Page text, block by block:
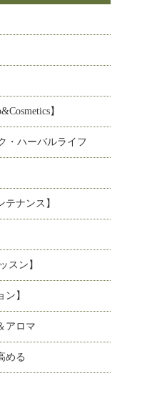
】
・ハーバルライフ
テナンス】
スン】
ン】
アロマ
める